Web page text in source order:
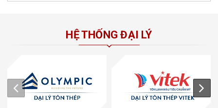
HỆ THỐNG ĐẠI LÝ